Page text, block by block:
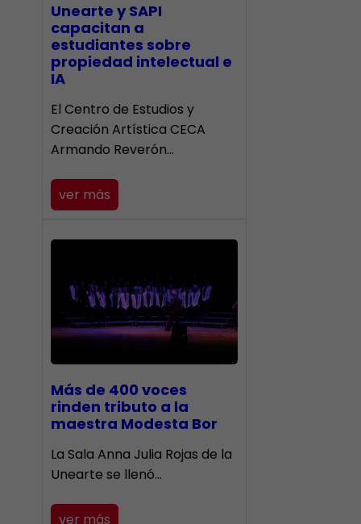
Unearte y SAPI
capacitan a
estudiantes sobre
propiedad intelectual e
IA
El Centro de Estudios y
Creación Artística CECA
Armando Reverón…
ver más
Más de 400 voces
rinden tributo a la
maestra Modesta Bor
​La Sala Anna Julia Rojas de la
Unearte se llenó…
ver más